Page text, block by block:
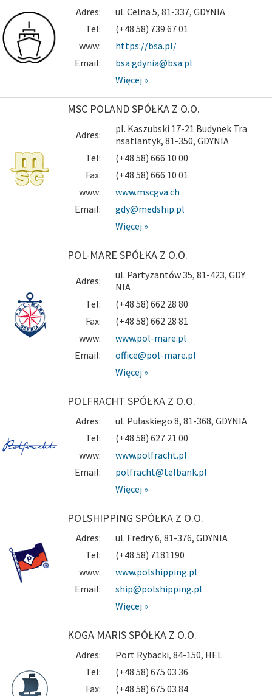
Adres:
ul. Celna 5, 81-337, GDYNIA
Tel:
(+48 58) 739 67 01
www:
https://bsa.pl/
Email:
bsa.gdynia@bsa.pl
Więcej »
MSC POLAND SPÓŁKA Z O.O.
Adres:
pl. Kaszubski 17-21 Budynek Tra
nsatlantyk, 81-350, GDYNIA
Tel:
(+48 58) 666 10 00
Fax:
(+48 58) 666 10 01
www:
www.mscgva.ch
Email:
gdy@medship.pl
Więcej »
POL-MARE SPÓŁKA Z O.O.
Adres:
ul. Partyzantów 35, 81-423, GDY
NIA
Tel:
(+48 58) 662 28 80
Fax:
(+48 58) 662 28 81
www:
www.pol-mare.pl
Email:
office@pol-mare.pl
Więcej »
POLFRACHT SPÓŁKA Z O.O.
Adres:
ul. Pułaskiego 8, 81-368, GDYNIA
Tel:
(+48 58) 627 21 00
www:
www.polfracht.pl
Email:
polfracht@telbank.pl
Więcej »
POLSHIPPING SPÓŁKA Z O.O.
Adres:
ul. Fredry 6, 81-376, GDYNIA
Tel:
(+48 58) 7181190
www:
www.polshipping.pl
Email:
ship@polshipping.pl
Więcej »
KOGA MARIS SPÓŁKA Z O.O.
Adres:
Port Rybacki, 84-150, HEL
Tel:
(+48 58) 675 03 36
Fax:
(+48 58) 675 03 84